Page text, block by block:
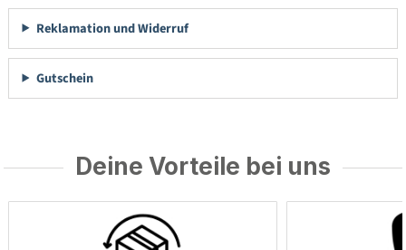
Reklamation und Widerruf
Gutschein
Deine Vorteile bei uns